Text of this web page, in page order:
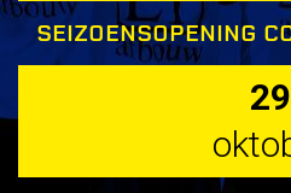
SEIZOENSOPENING
29